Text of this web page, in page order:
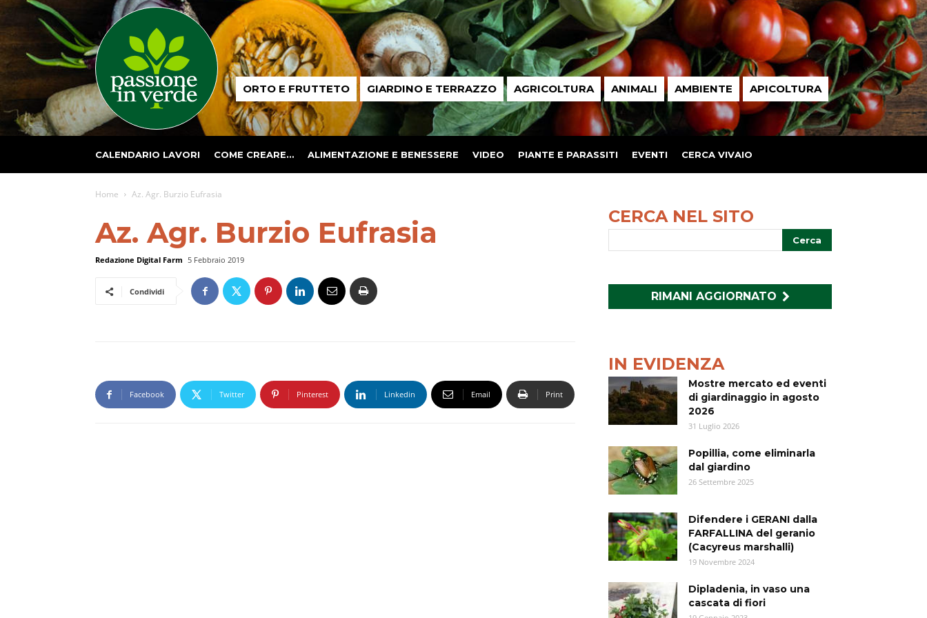
Passione
in ORTO E FRUTTETO GIARDINO E TERRAZZO AGRICOLTURA ANIMALI AMBIENTE APICOLTURA
CALENDARIO LAVORI COME CREARE… ALIMENTAZIONE E BENESSERE VIDEO PIANTE E PARASSITI EVENTI CERCA VIVAIO
Home Az. Agr. Burzio Eufrasia
Az. Agr. Burzio Eufrasia
Redazione Digital Farm 5 Febbraio 2019
Condividi
Facebook Twitter Pinterest Linkedin Email Print
CERCA NEL SITO
RIMANI AGGIORNATO
IN EVIDENZA
Mostre mercato ed eventi
di giardinaggio in agosto
2026
31 Luglio 2026
Popillia, come eliminarla
dal giardino
26 Settembre 2025
Difendere i GERANI dalla
FARFALLINA del geranio
(Cacyreus marshalli)
19 Novembre 2024
Dipladenia, in vaso una
cascata di fiori